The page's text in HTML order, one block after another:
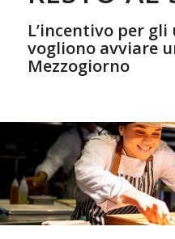
L’incentivo per gli
vogliono avviare
Mezzogiorno